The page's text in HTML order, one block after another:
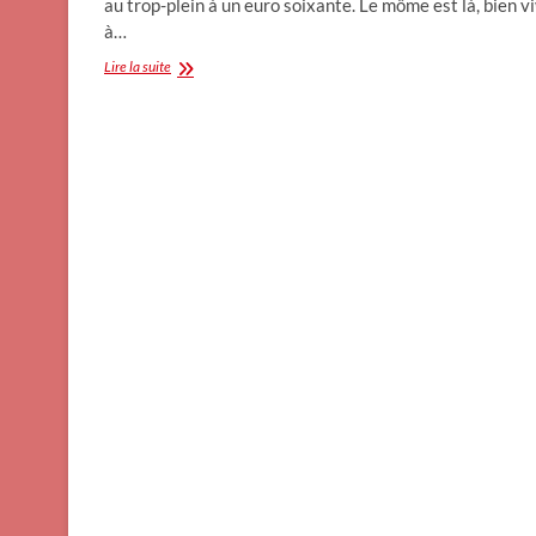
au trop-plein à un euro soixante. Le môme est là, bien
à…
Lire la suiteSupprimer